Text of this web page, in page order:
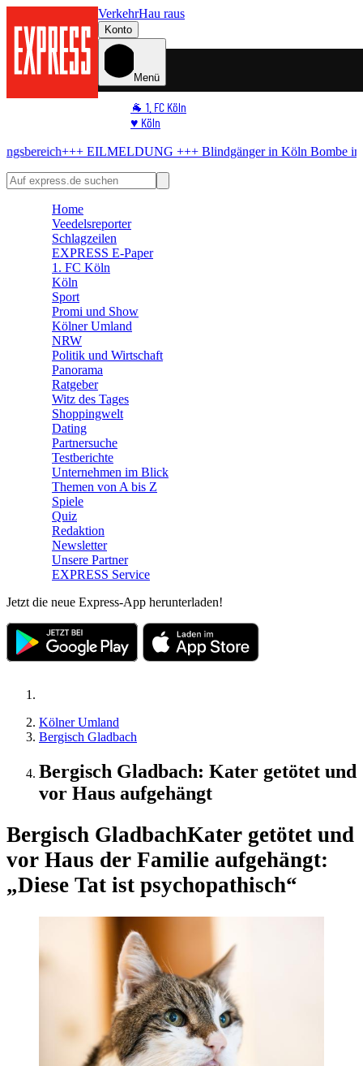
VerkehrHau raus
Konto
Menü
🐐 1. FC Köln
♥️ Köln
🏆 Sport
+++Blindgänger in KölnBombe im Rhein! RTL liegt
Home
Veedelsreporter
Schlagzeilen
EXPRESS E-Paper
1. FC Köln
Köln
Sport
Promi und Show
Kölner Umland
NRW
Politik und Wirtschaft
Panorama
Ratgeber
Witz des Tages
Shoppingwelt
Dating
Partnersuche
Testberichte
Unternehmen im Blick
Themen von A bis Z
Spiele
Quiz
Redaktion
Newsletter
Unsere Partner
EXPRESS Service
Jetzt die neue Express-App herunterladen!
Kölner Umland
Bergisch Gladbach
Bergisch Gladbach: Kater getötet und
vor Haus aufgehängt
Bergisch GladbachKater getötet und
vor Haus der Familie aufgehängt:
„Diese Tat ist psychopathisch“